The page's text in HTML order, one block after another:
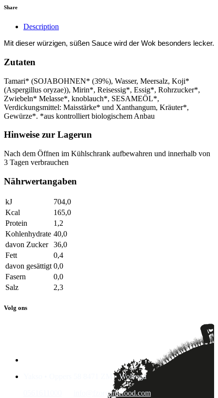
Share
Description
Mit dieser würzigen, süßen Sauce wird der Wok besonders lecker.
Zutaten
Tamari* (SOJABOHNEN* (39%), Wasser, Meersalz, Koji*
(Aspergillus oryzae)), Mirin*, Reisessig*, Essig*, Rohrzucker*,
Zwiebeln* Melasse*, knoblauch*, SESAMEÖL*,
Verdickungsmittel: Maisstärke* und Xanthangum, Kräuter*,
Gewürze*. *aus kontrolliert biologischem Anbau
Hinweise zur Lagerun
Nach dem Öffnen im Kühlschrank aufbewahren und innerhalb von
3 Tagen verbrauchen
Nährwertangaben
kJ
704,0
Kcal
165,0
Protein
1,2
Kohlenhydrate 40,0
davon Zucker
36,0
Fett
0,4
davon gesättigt 0,0
Fasern
0,0
Salz
2,3
Volg ons
Yakso • Oppers 58 8471 ZM • Wolvega
info@fzorganicfood.com